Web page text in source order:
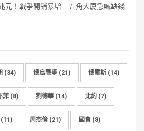
元！戰爭開銷暴增 五角大廈急喊缺錢
(34) 俄烏戰爭 (21) 俄羅斯 (14)
菲 (8) 劉德華 (14) 北約 (7)
(11) 周杰倫 (21) 國會 (8)